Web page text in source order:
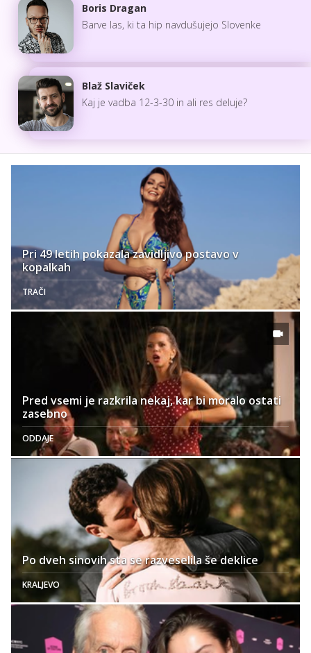
Boris Dragan
Barve las, ki ta hip navdušujejo Slovenke
Blaž Slaviček
Kaj je vadba 12-3-30 in ali res deluje?
Pri 49 letih pokazala zavidljivo postavo v
kopalkah
TRAČI
Pred vsemi je razkrila nekaj, kar bi moralo ostati
zasebno
ODDAJE
Po dveh sinovih sta se razveselila še deklice
KRALJEVO